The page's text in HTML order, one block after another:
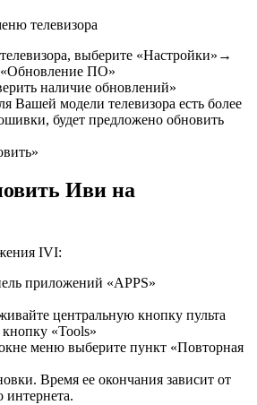
телевизора
выберите «Настройки»→
ПО»
наличие обновлений»
Вашей модели телевизора есть более
будет предложено обновить
Иви на
IVI:
приложений «APPS»
центральную кнопку пульта
«Tools»
меню выберите пункт «Повторная
Время ее окончания зависит от
интернета.